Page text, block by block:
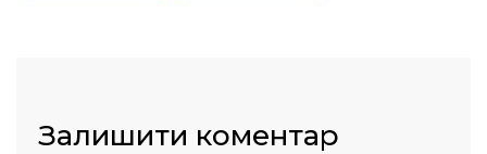
Залишити коментар